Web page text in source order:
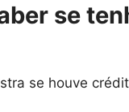
se
se houve